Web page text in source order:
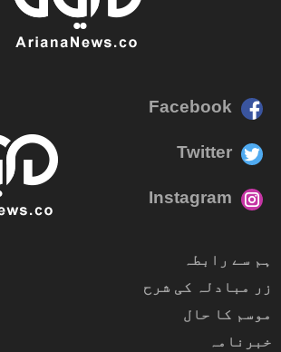
Facebook
Twitter
Instagram
ہم سے رابطہ
زر مبادلہ کی شرح
موسم کا حال
خبرنامہ